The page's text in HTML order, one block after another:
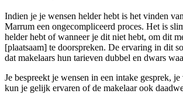
Indien je je wensen helder hebt is het vinden
Marrum een ongecompliceerd proces. Het is
helder hebt of wanneer je dit niet hebt, om dit
[plaatsaam] te doorspreken. De ervaring in dit
dat makelaars hun tarieven dubbel en dwars
Je bespreekt je wensen in een intake gesprek,
kun je gelijk ervaren of de makelaar ook